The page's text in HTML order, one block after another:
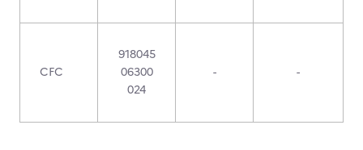
CFC
918045
06300
024
- -